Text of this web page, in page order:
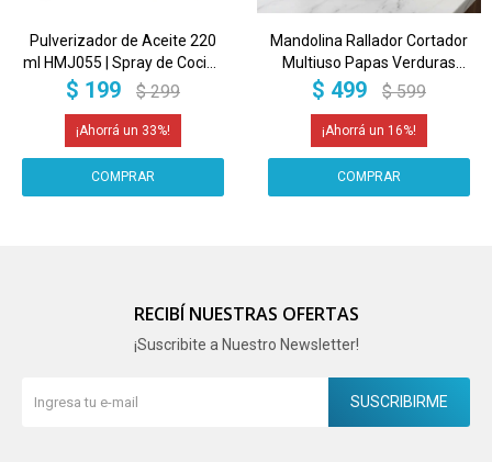
Pulverizador de Aceite 220
ml HMJ055 | Spray de Cocina
Saludable, Preciso y
Ensaladas Negro
$ 199 $ 299
33
Mandolina Rallador Cortador
Multiuso Papas Verduras
Frutas Cocina Picador
$ 499 $ 599
16
RECIBÍ NUESTRAS OFERTAS
¡Suscribite a Nuestro Newsletter!
SUSCRIBIRME